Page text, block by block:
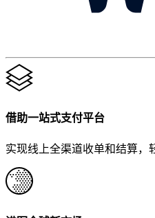
借助一站式支付平台
实现线上全渠道收单和结算，